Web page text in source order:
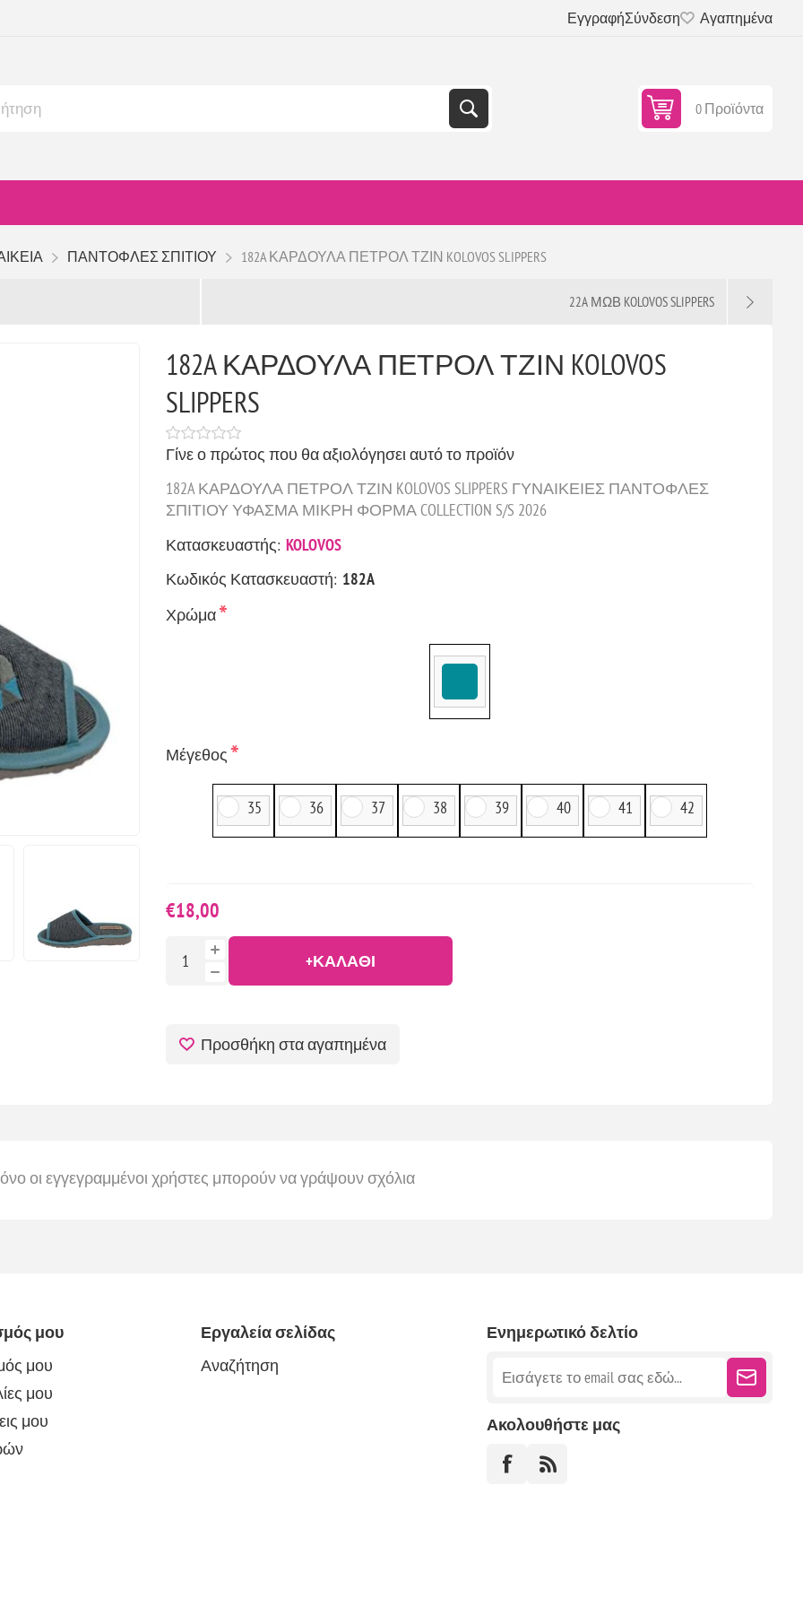
ΕγγραφήΣύνδεση Αγαπημένα
0 Προϊόντα
ΠΑΝΤΟΦΛΕΣ ΣΠΙΤΙΟΥ 182A ΚΑΡΔΟΥΛΑ ΠΕΤΡΟΛ ΤΖΙΝ KOLOVOS SLIPPERS
22A ΜΩΒ KOLOVOS SLIPPERS
182A ΚΑΡΔΟΥΛΑ ΠΕΤΡΟΛ ΤΖΙΝ KOLOVOS
SLIPPERS
Γίνε ο πρώτος που θα αξιολόγησει αυτό το προϊόν
182A ΚΑΡΔΟΥΛΑ ΠΕΤΡΟΛ ΤΖΙΝ KOLOVOS SLIPPERS ΓΥΝΑΙΚΕΙΕΣ ΠΑΝΤΟΦΛΕΣ
ΣΠΙΤΙΟΥ ΥΦΑΣΜΑ ΜΙΚΡΗ ΦΟΡΜΑ COLLECTION S/S 2026
Κατασκευαστής: KOLOVOS
Κωδικός Κατασκευαστή: 182A
Χρώμα*
Μέγεθος *
35 36 37 38 39 40 41 42
€18,00
+ΚΑΛΆΘΙ
Προσθήκη στα αγαπημένα
οι εγγεγραμμένοι χρήστες μπορούν να γράψουν σχόλια
μου
μου
μου
μου
Εργαλεία σελίδας
Αναζήτηση
Ενημερωτικό δελτίο
Ακολουθήστε μας